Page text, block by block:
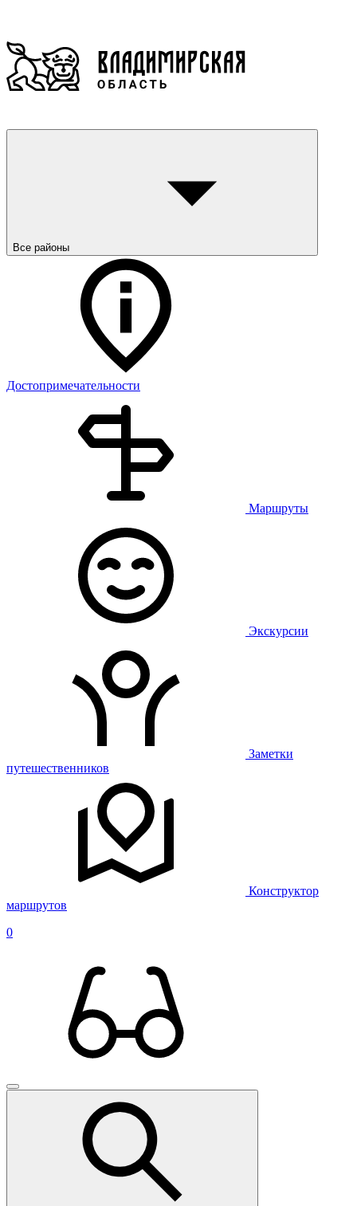
Все районы
Достопримечательности
Маршруты
Экскурсии
Заметки
путешественников
Конструктор
маршрутов
0